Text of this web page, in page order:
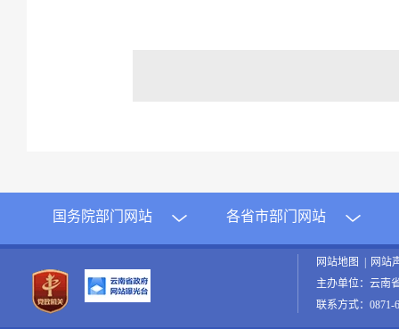
国务院部门网站 各省市部门网站
网站地图 | 网站
主办单位：云南
联系方式：0871-